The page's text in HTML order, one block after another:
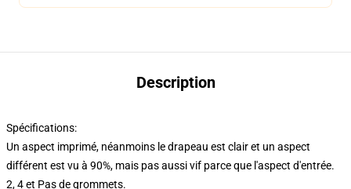
Description
Spécifications:
Un aspect imprimé, néanmoins le drapeau est clair et un aspect
différent est vu à 90%, mais pas aussi vif parce que l'aspect d'entrée.
2, 4 et Pas de grommets.